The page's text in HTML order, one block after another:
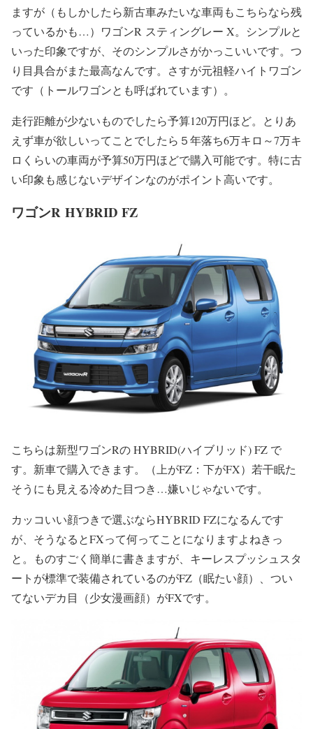
ますが（もしかしたら新古車みたいな車両もこちらなら残
っているかも…）ワゴンR スティングレー X。シンプルと
いった印象ですが、そのシンプルさがかっこいいです。つ
り目具合がまた最高なんです。さすが元祖軽ハイトワゴン
です（トールワゴンとも呼ばれています）。
走行距離が少ないものでしたら予算120万円ほど。とりあ
えず車が欲しいってことでしたら５年落ち6万キロ～7万キ
ロくらいの車両が予算50万円ほどで購入可能です。特に古
い印象も感じないデザインなのがポイント高いです。
ワゴンR HYBRID FZ
こちらは新型ワゴンRの HYBRID(ハイブリッド) FZ で
す。新車で購入できます。（上がFZ：下がFX）若干眠た
そうにも見える冷めた目つき…嫌いじゃないです。
カッコいい顔つきで選ぶならHYBRID FZになるんです
が、そうなるとFXって何ってことになりますよねきっ
と。ものすごく簡単に書きますが、キーレスプッシュスタ
ートが標準で装備されているのがFZ（眠たい顔）、つい
てないデカ目（少女漫画顔）がFXです。